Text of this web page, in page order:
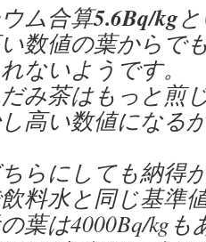
ム合算5.6Bq/kg
数値の葉からで
ないようです。
み茶はもっと煎
高い数値になる
らにしても納得
料水と同じ基準
葉は4000Bq/kgも